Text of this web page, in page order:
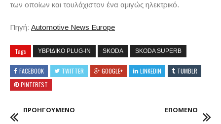
των οποίων και τουλάχιστον ένα αμιγώς ηλεκτρικό.
Πηγή: Automotive News Europe
Tags ΥΒΡΙΔΙΚΟ PLUG-IN SKODA SKODA SUPERB
FACEBOOK TWITTER GOOGLE+ LINKEDIN
TUMBLR
PINTEREST
ΠΡΟΗΓΟΥΜΕΝΟ ΕΠΟΜΕΝΟ